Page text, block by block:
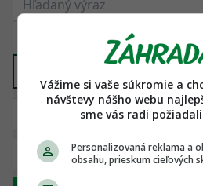
Vážime si vaše súkromie a
návštevy nášho webu
sme vás radi
Personalizovaná reklama a
obsahu, prieskum cieľových